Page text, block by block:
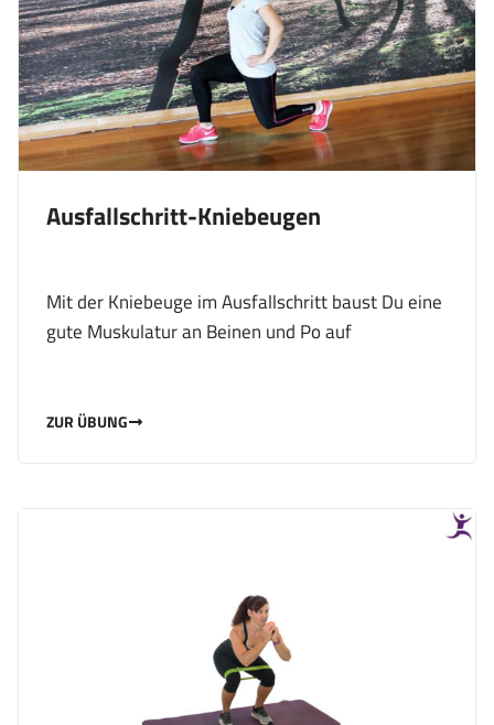
Ausfallschritt-Kniebeugen
Mit der Kniebeuge im Ausfallschritt baust Du eine
gute Muskulatur an Beinen und Po auf
ZUR ÜBUNG